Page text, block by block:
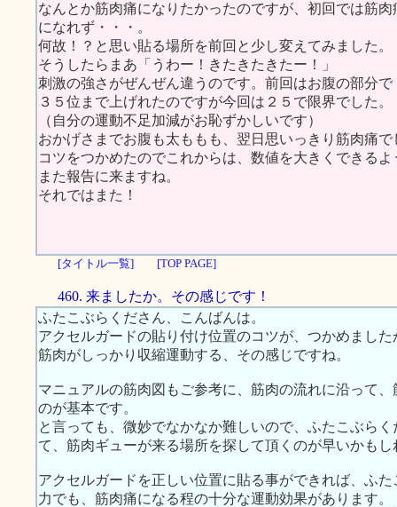
なんとか筋肉痛になりたかったのですが、初回では筋肉
になれず・・・。
何故！？と思い貼る場所を前回と少し変えてみました。
そうしたらまあ「うわー！きたきたきたー！」
刺激の強さがぜんぜん違うのです。前回はお腹の部分で
３５位まで上げれたのですが今回は２５で限界でした。
（自分の運動不足加減がお恥ずかしいです）
おかげさまでお腹も太ももも、翌日思いっきり筋肉痛で
コツをつかめたのでこれからは、数値を大きくできる
また報告に来ますね。
それではまた！
[タイトル一覧] [TOP PAGE]
460. 来ましたか。その感じです！
ふたこぶらくださん、こんばんは。
アクセルガードの貼り付け位置のコツが、つかめまし
筋肉がしっかり収縮運動する、その感じですね。
マニュアルの筋肉図もご参考に、筋肉の流れに沿って
のが基本です。
と言っても、微妙でなかなか難しいので、ふたこぶら
て、筋肉ギューが来る場所を探して頂くのが早いかもし
アクセルガードを正しい位置に貼る事ができれば、ふ
力でも、筋肉痛になる程の十分な運動効果があります。